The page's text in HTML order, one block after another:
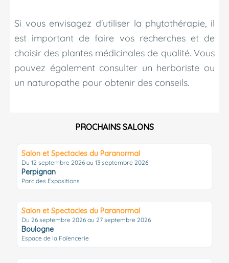
Si vous envisagez d'utiliser la phytothérapie, il
est important de faire vos recherches et de
choisir des plantes médicinales de qualité. Vous
pouvez également consulter un herboriste ou
un naturopathe pour obtenir des conseils.
PROCHAINS SALONS
Salon et Spectacles du Paranormal
Du 12 septembre 2026 au 13 septembre 2026
Perpignan
Parc des Expositions
Salon et Spectacles du Paranormal
Du 26 septembre 2026 au 27 septembre 2026
Boulogne
Espace de la Faïencerie